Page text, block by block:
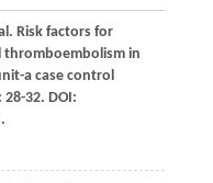
Risk factors for
in
a case control
28-32. DOI: